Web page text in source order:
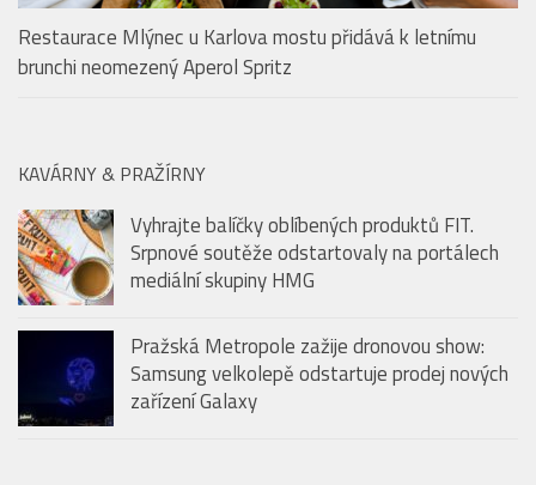
Srpnové soutěže odstartovaly na portálech
Pražská Metropole zažije dronovou show:
Samsung velkolepě odstartuje prodej nových